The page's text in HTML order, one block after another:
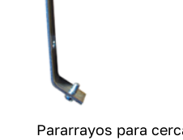
Pararrayos para